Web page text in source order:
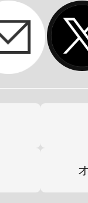
ッドフレ
の商品と